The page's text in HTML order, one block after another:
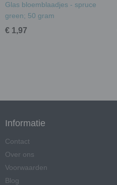
Glas bloemblaadjes - spruce
green; 50 gram
€ 1,97
Informatie
Contact
Over ons
Voorwaarden
Blog